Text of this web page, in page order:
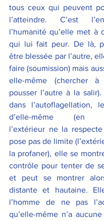
tous ceux qui peuvent
l’atteindre. C’est
l’humanité qu’elle met à
qui lui fait peur. De là,
être blessée par l’autre,
faire (soumission) mais
elle-même (chercher
pousser l’autre à la
dans l’autoflagellation,
d’elle-même (en
l’extérieur ne la
pose pas de limite
la profaner), elle se
contrôle pour tenter de
et peut se montrer
distante et hautaine.
l’homme de ne pas
qu’elle-même n’a